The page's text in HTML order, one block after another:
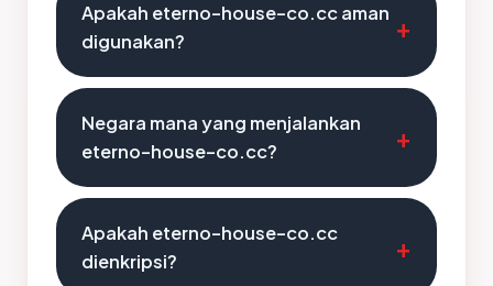
Apakah eterno-house-co.cc aman
digunakan?
Negara mana yang menjalankan
eterno-house-co.cc?
Apakah eterno-house-co.cc
dienkripsi?